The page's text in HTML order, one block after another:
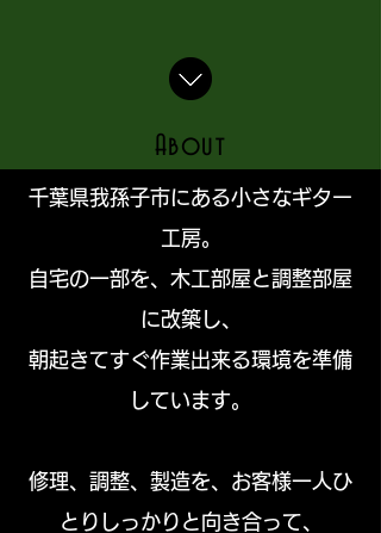
About
千葉県我孫子市にある小さなギター
工房。
自宅の一部を、木工部屋と調整部屋
に改築し、
朝起きてすぐ作業出来る環境を準備
しています。
修理、調整、製造を、お客様一人ひ
とりしっかりと向き合って、